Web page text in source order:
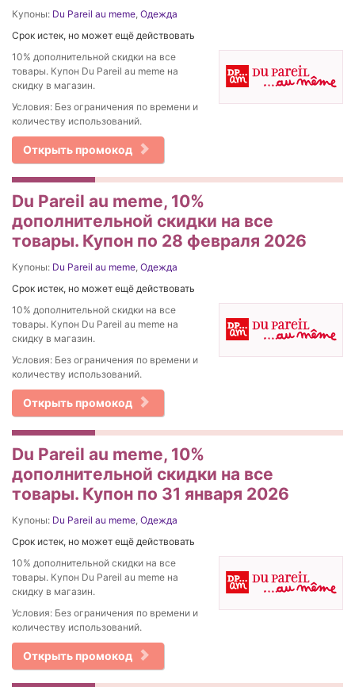
Купоны: Du Pareil au meme, Одежда
Срок истек, но может ещё действовать
10% дополнительной скидки на все
товары. Купон Du Pareil au meme на
скидку в магазин.
Условия: Без ограничения по времени и
количеству использований.
Открыть промокод
Du Pareil au meme, 10%
дополнительной скидки на все
товары. Купон по 28 февраля 2026
Купоны: Du Pareil au meme, Одежда
Срок истек, но может ещё действовать
10% дополнительной скидки на все
товары. Купон Du Pareil au meme на
скидку в магазин.
Условия: Без ограничения по времени и
количеству использований.
Открыть промокод
Du Pareil au meme, 10%
дополнительной скидки на все
товары. Купон по 31 января 2026
Купоны: Du Pareil au meme, Одежда
Срок истек, но может ещё действовать
10% дополнительной скидки на все
товары. Купон Du Pareil au meme на
скидку в магазин.
Условия: Без ограничения по времени и
количеству использований.
Открыть промокод